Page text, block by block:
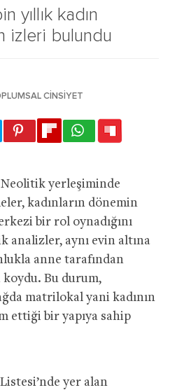
yıllık kadın
izleri bulundu
CINSIYET
yerleşiminde
kadınların dönemin
bir rol oynadığını
analizler, aynı evin altına
anne tarafından
Bu durum,
matrilokal yani kadının
ettiği bir yapıya sahip
yer alan